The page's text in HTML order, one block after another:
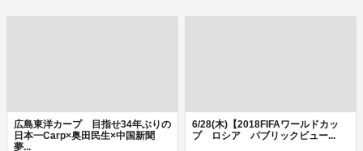
広島東洋カープ 目指せ34年ぶりの
日本一Carp×奥田民生×中国新聞
夢...
6/28(木)【2018FIFAワールドカッ
プ ロシア パブリックビュー...